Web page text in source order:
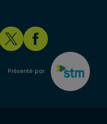
Présenté par